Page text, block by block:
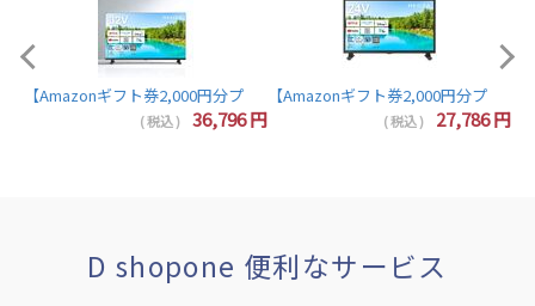
【Amazonギフト券2,000円分プレゼント】東芝 レグザ テレビ 32インチ
( 税込 ) 36,796円 ( 税込 ) 27,786円
D shopone 便利なサービス